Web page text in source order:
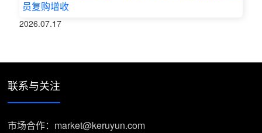
员复购增收
2026.07.17
联系与关注
市场合作：market@keruyun.com